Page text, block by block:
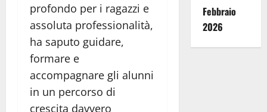
profondo per i ragazzi e
assoluta professionalità,
ha saputo guidare,
formare e
accompagnare gli alunni
in un percorso di
crescita davvero
Febbraio
2026